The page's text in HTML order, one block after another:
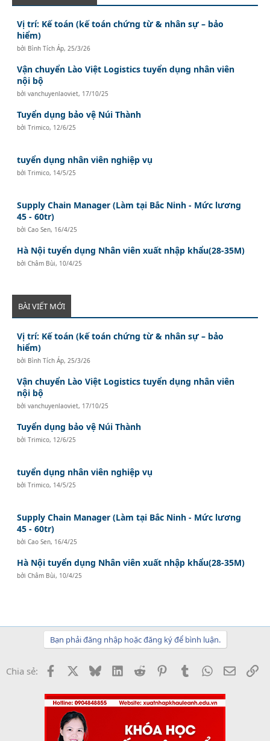
Vị trí: Kế toán (kế toán chứng từ & nhân sự – bảo
hiểm)
bởi Bình Tích Áp, 25/3/26
Vận chuyển Lào Việt Logistics tuyển dụng nhân viên
nội bộ
bởivanchuyenlaoviet, 17/10/25
Tuyển dụng bảo vệ Núi Thành
bởiTrimico, 12/6/25
tuyển dụng nhân viên nghiệp vụ
bởiTrimico, 14/5/25
Supply Chain Manager (Làm tại Bắc Ninh - Mức lương
45 - 60tr)
bởiCao Sen, 16/4/25
Hà Nội tuyển dụng Nhân viên xuất nhập khẩu(28-35M)
bởiChâm Bùi, 10/4/25
BÀI VIẾT MỚI
Vị trí: Kế toán (kế toán chứng từ & nhân sự – bảo
hiểm)
bởi Bình Tích Áp, 25/3/26
Vận chuyển Lào Việt Logistics tuyển dụng nhân viên
nội bộ
bởivanchuyenlaoviet, 17/10/25
Tuyển dụng bảo vệ Núi Thành
bởiTrimico, 12/6/25
tuyển dụng nhân viên nghiệp vụ
bởiTrimico, 14/5/25
Supply Chain Manager (Làm tại Bắc Ninh - Mức lương
45 - 60tr)
bởiCao Sen, 16/4/25
Hà Nội tuyển dụng Nhân viên xuất nhập khẩu(28-35M)
bởiChâm Bùi, 10/4/25
Bạn phải đăng nhập hoặc đăng ký để bình luận.
Chia sẻ: Facebook BlueskyLinkedInReddit PinterestTumblrWhatsApp
Email